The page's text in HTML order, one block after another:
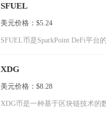
SFUEL
美元价格：$5.24
SFUEL币是SparkPoint DeFi平台
XDG
美元价格：$8.28